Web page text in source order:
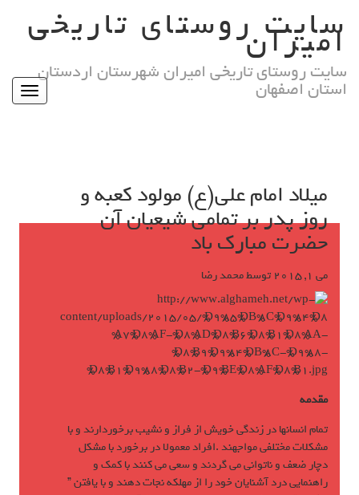
contentسایت روستای تاریخی
امیران
سایت روستای تاریخی امیران شهرستان اردستان
استان اصفهان Toggle
میلاد امام علی(ع) مولود کعبه و
روز پدر بر تمامی شیعیان آن
حضرت مبارک باد
می 1, 2015 توسطمحمد رضا
مقدمه
تمام انسانها در زندگی خويش از فراز و نشيب برخوردارند و با
مشکلات مختلفی مواجهند .افراد معمولا در برخورد با مشکل
دچار ضعف و ناتوانی مي گردند و سعی مي کنند با کمک و
راهنمايی درد آشنايان خود را از مهلکه نجات دهند و با يافتن ”